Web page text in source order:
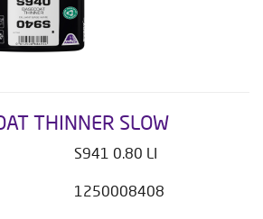
THINNER SLOW
S941 0.80 LI
1250008408